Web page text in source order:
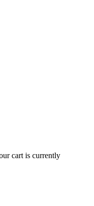
cart is currently